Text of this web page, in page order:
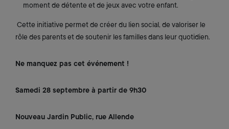
moment de détente et de jeux avec votre enfant.
Cette initiative permet de créer du lien social, de valoriser le
rôle des parents et de soutenir les familles dans leur quotidien.
Ne manquez pas cet événement !
Samedi 28 septembre à partir de 9h30
Nouveau Jardin Public, rue Allende